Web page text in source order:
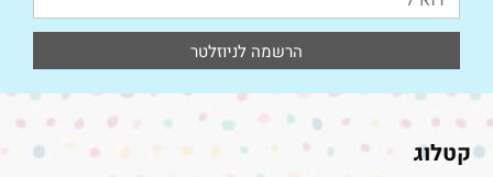
קטלוג